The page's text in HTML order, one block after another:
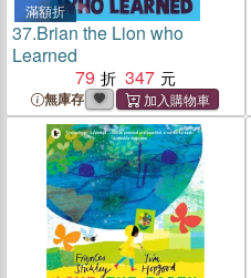
滿額折
37.Brian the Lion who
Learned
79
347
無庫存